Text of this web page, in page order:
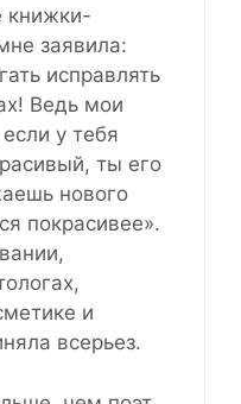
книжки-
заявила:
исправлять
Ведь мои
у тебя
ты его
нового
покрасивее».
и
всерьез.